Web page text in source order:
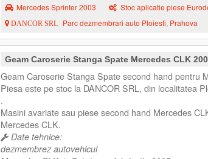
Mercedes Sprinter 2003 Stoc aplicatie piese
DANCOR SRL Parc dezmembrari auto Ploiesti, Prahova
Geam Caroserie Stanga Spate Mercedes CLK
Geam Caroserie Stanga Spate second hand pentru
Piesa este pe stoc la DANCOR SRL, din localitatea
.
Masini avariate sau piese second hand Mercedes
Mercedes CLK.
Date tehnice:
dezmembrez autovehicul